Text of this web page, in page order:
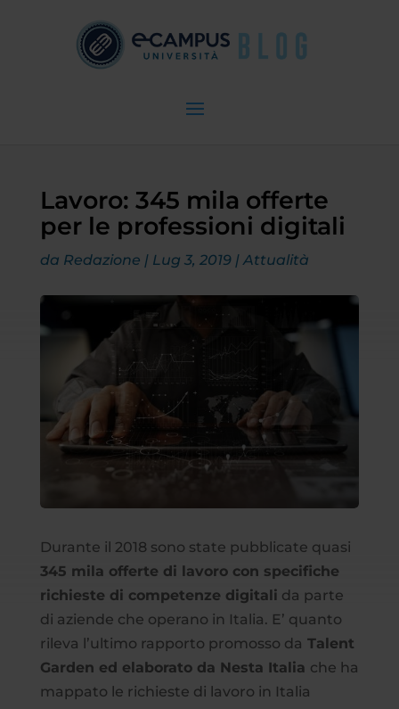
Lavoro: 345 mila offerte
per le professioni digitali
da Redazione | Lug 3, 2019|Attualità
Durante il 2018 sono state pubblicate quasi
345 mila offerte di lavoro con specifiche
richieste di competenze digitali da parte
di aziende che operano in Italia. E’ quanto
rileva l’ultimo rapporto promosso da Talent
Garden ed elaborato da Nesta Italia che ha
mappato le richieste di lavoro in Italia